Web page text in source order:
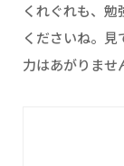
くれぐれも、
くださいね。
力はあがりませ